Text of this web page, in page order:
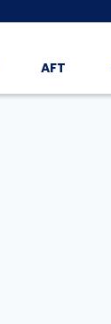
AFT